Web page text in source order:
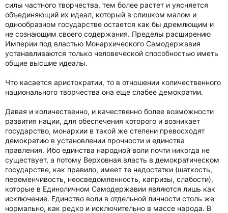
силы частного творчества, тем более растет и уясняется
объединяющий их идеал, который в слишком малом и
однообразном государстве остается как бы дремлющим и
не сознающим своего содержания. Пределы расширению
Империи под властью Монархического Самодержавия
устанавливаются только человеческой способностью иметь
общие высшие идеалы.
Что касается аристократии, то в отношении количественного
национального творчества она еще слабее демократии.
Давая и количественно, и качественно более возможности
развития нации, для обеспечения которого и возникает
государство, монархии в такой же степени превосходят
демократию в установлении прочности и единства
правления. Ибо единства народной воли почти никогда не
существует, а потому Верховная власть в демократическом
государстве, как правило, имеет те недостатки (шаткость,
переменчивость, неосведомленность, капризы, слабости),
которые в Единоличном Самодержавии являются лишь как
исключение. Единство воли в отдельной личности столь же
нормально, как редко и исключительно в массе народа. В